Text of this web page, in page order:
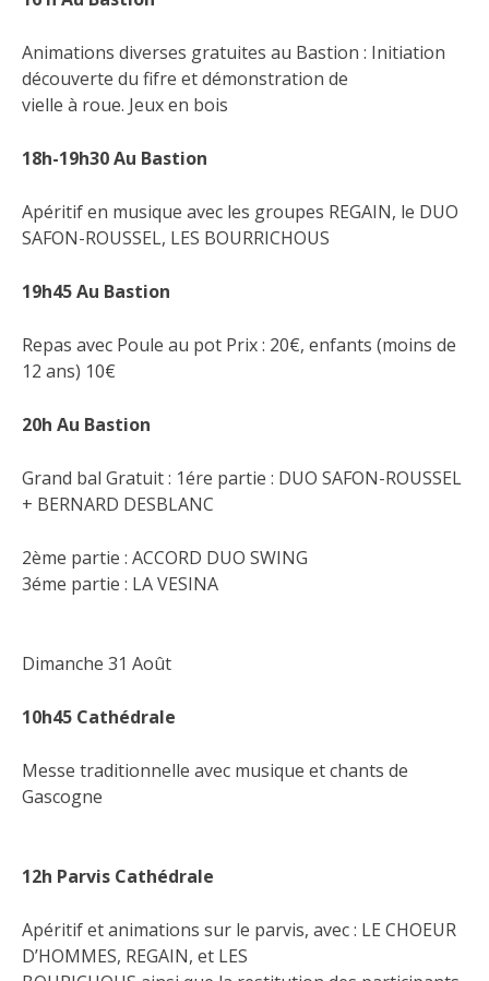
Animations diverses gratuites au Bastion : Initiation
découverte du fifre et démonstration de
vielle à roue. Jeux en bois
18h-19h30 Au Bastion
Apéritif en musique avec les groupes REGAIN, le DUO
SAFON-ROUSSEL, LES BOURRICHOUS
19h45 Au Bastion
Repas avec Poule au pot Prix : 20€, enfants (moins de
12 ans) 10€
20h Au Bastion
Grand bal Gratuit : 1ére partie : DUO SAFON-ROUSSEL
+ BERNARD DESBLANC
2ème partie : ACCORD DUO SWING
3éme partie : LA VESINA
Dimanche 31 Août
10h45 Cathédrale
Messe traditionnelle avec musique et chants de
Gascogne
12h Parvis Cathédrale
Apéritif et animations sur le parvis, avec : LE CHOEUR
D’HOMMES, REGAIN, et LES